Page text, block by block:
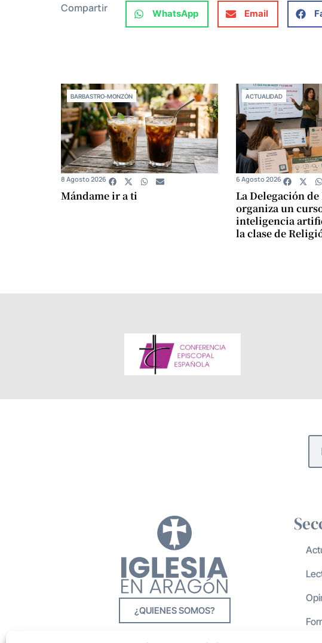
Compartir WhatsApp Email
BARBASTRO-MONZÓN
Mándame ir a ti
8 Agosto 2026
ACTUALIDAD
La Delegación de
organiza un
inteligencia
la clase de
6 Agosto 2026
¿QUIENES SOMOS?